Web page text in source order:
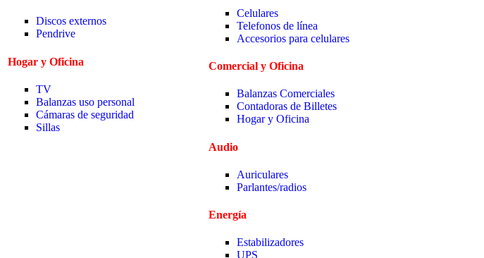
Discos externos
Pendrive
Hogar y Oficina
TV
Balanzas uso personal
Cámaras de seguridad
Sillas
Celulares
Telefonos de línea
Accesorios para celulares
Comercial y Oficina
Balanzas Comerciales
Contadoras de Billetes
Hogar y Oficina
Audio
Auriculares
Parlantes/radios
Energía
Estabilizadores
UPS